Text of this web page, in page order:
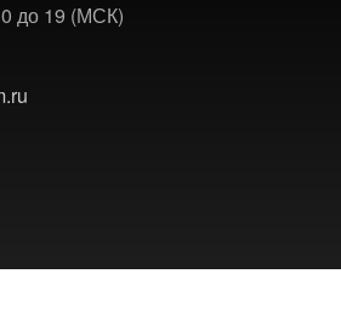
до 19 (МСК)